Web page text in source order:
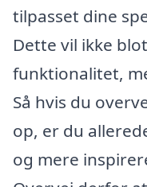
tilpasset dine
Dette vil ikke
funktionalitet,
Så hvis du
op, er du
og mere